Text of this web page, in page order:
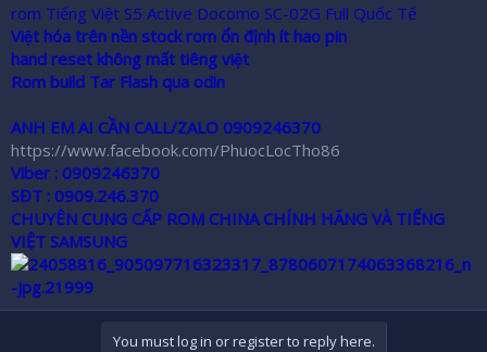
rom Tiếng Việt S5 Active Docomo SC-02G Full Quốc Tế
Việt hóa trên nền stock rom ổn định ít hao pin
hand reset không mất tiêng việt
Rom build Tar Flash qua odin
ANH EM AI CẦN CALL/ZALO 0909246370
https://www.facebook.com/PhuocLocTho86
Viber : 0909246370
SĐT : 0909.246.370
CHUYÊN CUNG CẤP ROM CHINA CHÍNH HÃNG VÀ TIẾNG
VIỆT SAMSUNG
You must log in or register to reply here.